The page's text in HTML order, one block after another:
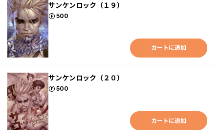
サンケンロック（１９）
500
ポイント
カートに追加
サンケンロック（２０）
500
ポイント
カートに追加